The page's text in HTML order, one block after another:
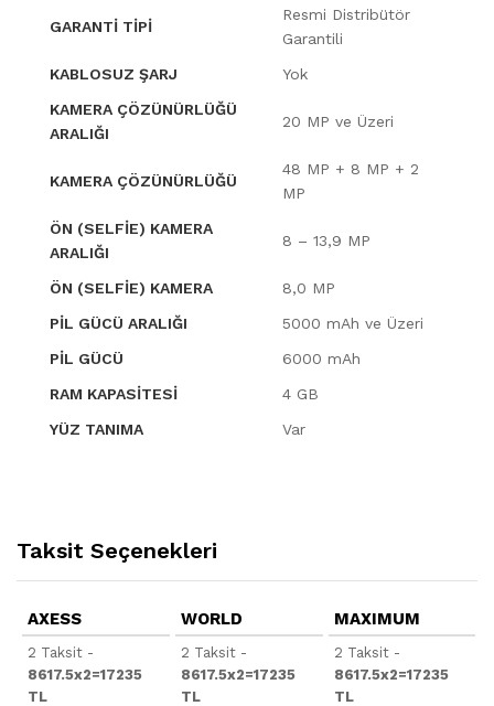
GARANTI TIPI
Resmi Distribütör
Garantili
KABLOSUZ ŞARJ
Yok
KAMERA ÇÖZÜNÜRLÜĞÜ
ARALIĞI
20 MP ve Üzeri
KAMERA ÇÖZÜNÜRLÜĞÜ
48 MP + 8 MP + 2
MP
ÖN (SELFIE) KAMERA
ARALIĞI
8 – 13,9 MP
ÖN (SELFIE) KAMERA
8,0 MP
PIL GÜCÜ ARALIĞI
5000 mAh ve Üzeri
PIL GÜCÜ
6000 mAh
RAM KAPASITESI
4 GB
YÜZ TANIMA
Var
Taksit Seçenekleri
AXESS
2 Taksit -
8617.5x2=17235
TL
WORLD
2 Taksit -
8617.5x2=17235
TL
MAXIMUM
2 Taksit -
8617.5x2=17235
TL